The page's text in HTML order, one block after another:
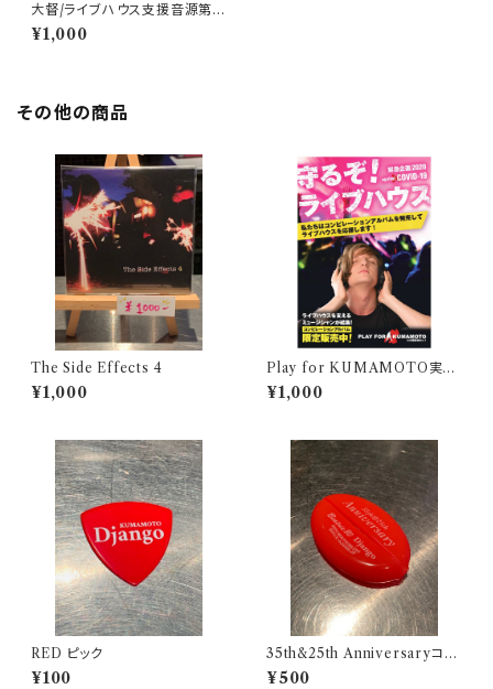
大督/ライブハウス支援音源第一
弾「12345910」
¥1,000
その他の商品
The Side Effects 4
¥1,000
Play for KUMAMOTO実行
委員会 Play For Kumamoto
2020 【against COVID-19 C
¥1,000
RED ピック
¥100
35th&25th Anniversaryコイ
ンケース（ピンク）
¥500